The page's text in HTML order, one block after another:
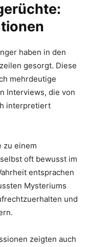
haben in den
gesorgt. Diese
mehrdeutige
Interviews, die von
interpretiert
zu einem
oft bewusst im
entsprachen
Mysteriums
und
zeigten auch